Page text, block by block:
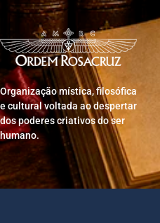
Organização mística, filosófica
e cultural voltada ao despertar
dos poderes criativos do ser
humano.